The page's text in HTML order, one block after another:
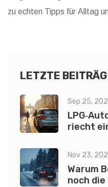
zu echten Tipps für Alltag
bestens vorbereitet, bevor
LETZTE
Sep 25,
riecht
Nov 23,
Warum
noch die